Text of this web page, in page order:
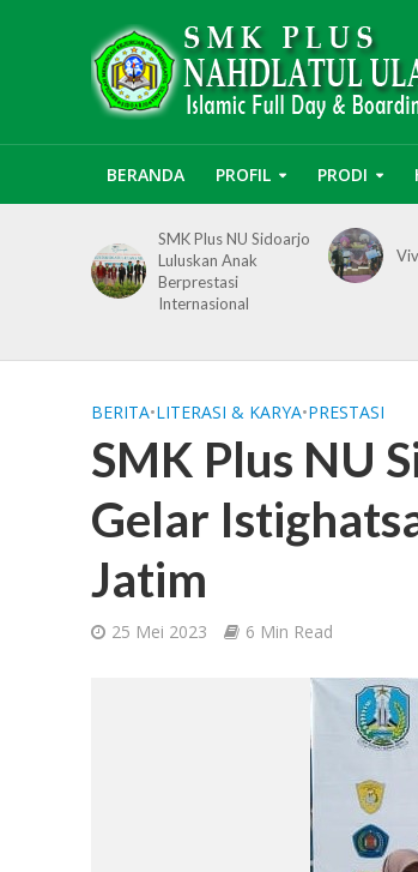
BERANDA PROFIL PRODI
SMK Plus NU Sidoarjo
Luluskan Anak
Berprestasi
Internasional
BERITA•LITERASI & KARYA•PRESTASI
SMK Plus NU
Gelar
Jatim
25 Mei 2023 6 Min Read